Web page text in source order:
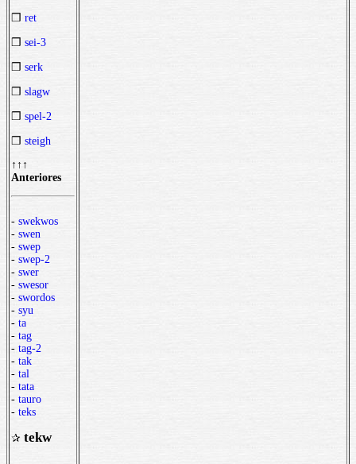
❒ ret
❒ sei-3
❒ serk
❒ slagw
❒ spel-2
❒ steigh
↑↑↑
Anteriores
- swekwos
- swen
- swep
- swep-2
- swer
- swesor
- swordos
- syu
- ta
- tag
- tag-2
- tak
- tal
- tata
- tauro
- teks
✰ tekw